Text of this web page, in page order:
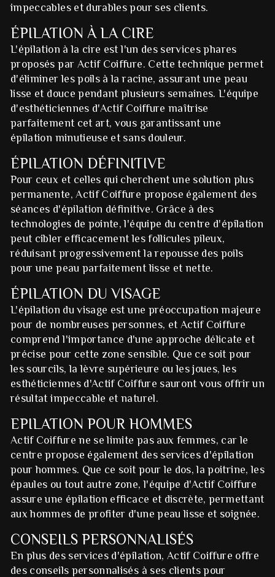
impeccables et durables pour ses clients.
ÉPILATION À LA CIRE
L'épilation à la cire est l'un des services phares
proposés par Actif Coiffure. Cette technique permet
d'éliminer les poils à la racine, assurant une peau
lisse et douce pendant plusieurs semaines. L'équipe
d'esthéticiennes d'Actif Coiffure maîtrise
parfaitement cet art, vous garantissant une
épilation minutieuse et sans douleur.
ÉPILATION DÉFINITIVE
Pour ceux et celles qui cherchent une solution plus
permanente, Actif Coiffure propose également des
séances d'épilation définitive. Grâce à des
technologies de pointe, l'équipe du centre d'épilation
peut cibler efficacement les follicules pileux,
réduisant progressivement la repousse des poils
pour une peau parfaitement lisse et nette.
ÉPILATION DU VISAGE
L'épilation du visage est une préoccupation majeure
pour de nombreuses personnes, et Actif Coiffure
comprend l'importance d'une approche délicate et
précise pour cette zone sensible. Que ce soit pour
les sourcils, la lèvre supérieure ou les joues, les
esthéticiennes d'Actif Coiffure sauront vous offrir un
résultat impeccable et naturel.
EPILATION POUR HOMMES
Actif Coiffure ne se limite pas aux femmes, car le
centre propose également des services d'épilation
pour hommes. Que ce soit pour le dos, la poitrine, les
épaules ou tout autre zone, l'équipe d'Actif Coiffure
assure une épilation efficace et discrète, permettant
aux hommes de profiter d'une peau lisse et soignée.
CONSEILS PERSONNALISÉS
En plus des services d'épilation, Actif Coiffure offre
des conseils personnalisés à ses clients pour